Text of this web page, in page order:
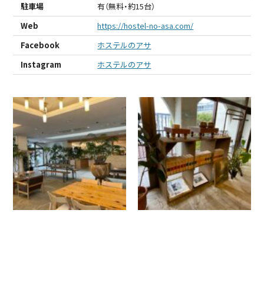
駐車場
有（無料・約15台）
Web
https://hostel-no-asa.com/
Facebook
ホステルのアサ
Instagram
ホステルのアサ